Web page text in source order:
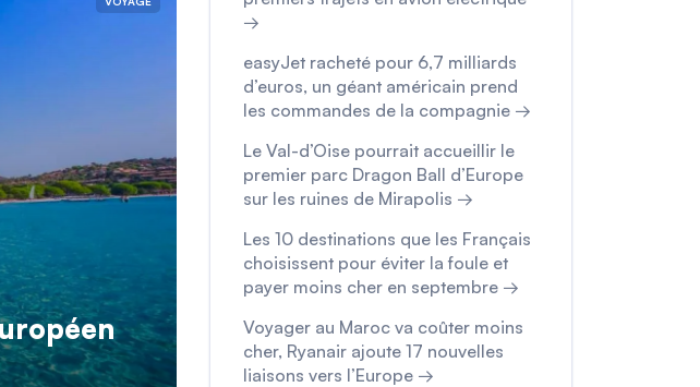
→
easyJet racheté pour 6,7 milliards
d’euros, un géant américain prend
les commandes de la compagnie →
Le Val-d’Oise pourrait accueillir le
premier parc Dragon Ball d’Europe
sur les ruines de Mirapolis →
Les 10 destinations que les Français
choisissent pour éviter la foule et
payer moins cher en septembre →
Voyager au Maroc va coûter moins
cher, Ryanair ajoute 17 nouvelles
liaisons vers l’Europe →